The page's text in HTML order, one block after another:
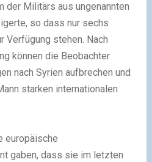
der Militärs aus ungenannten
so dass nur sechs
Verfügung stehen. Nach
können die Beobachter
nach Syrien aufbrechen und
starken internationalen
europäische
gaben, dass sie im letzten